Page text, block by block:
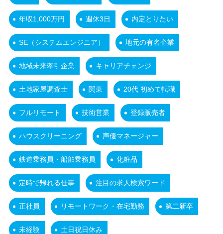
年収1,000万円 週休3日 内定とりたい
SE（システムエンジニア） 地元の有名企業
地域未来牽引企業 キャリアチェンジ
土地家屋調査士 関東 20代 初めて転職
フルリモート 技術営業 登録販売者
ハウスクリーニング 声優マネージャー
鉄道乗務員・船舶乗務員 化粧品
定時で帰れる仕事 注目の求人検索ワード
正社員 リモートワーク・在宅勤務 第二新卒
未経験 土日祝日休み